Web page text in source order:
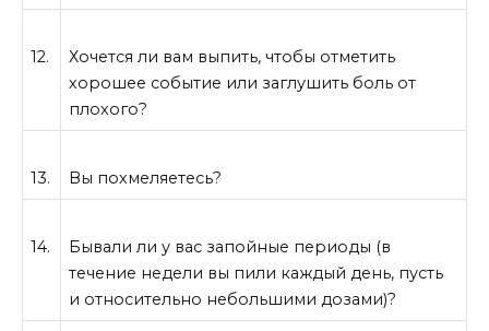
12.
Хочется ли вам выпить, чтобы отметить
хорошее событие или заглушить боль от
плохого?
13. Вы похмеляетесь?
14.
Бывали ли у вас запойные периоды (в
течение недели вы пили каждый день, пусть
и относительно небольшими дозами)?